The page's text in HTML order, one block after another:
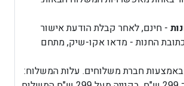
- חינם, לאחר קבלת הודעת אישור
החנות - מדאו אקו-שיק, מתחם
חברת משלוחים. עלות המשלוח: